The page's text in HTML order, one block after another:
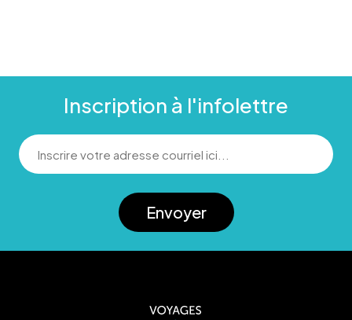
Inscription à l'infolettre
Envoyer